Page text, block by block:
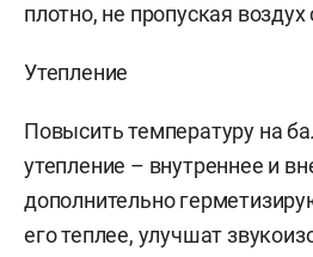
плотно, не пропуская
Утепление
Повысить температуру на
утепление – внутреннее и
дополнительно
его теплее, улучшат